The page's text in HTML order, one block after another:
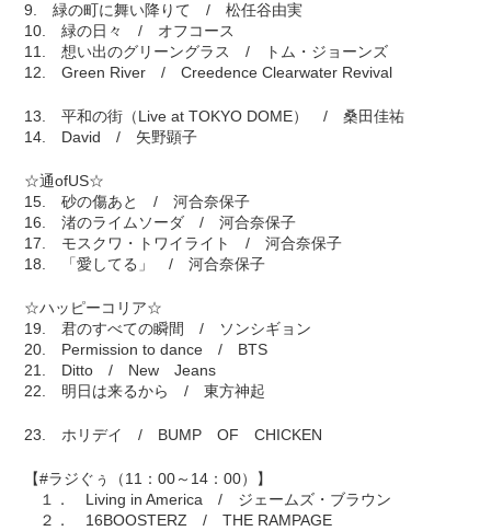
9. 緑の町に舞い降りて / 松任谷由実
10. 緑の日々 / オフコース
11. 想い出のグリーングラス / トム・ジョーンズ
12. Green River / Creedence Clearwater Revival
13. 平和の街（Live at TOKYO DOME） / 桑田佳祐
14. David / 矢野顕子
☆通ofUS☆
15. 砂の傷あと / 河合奈保子
16. 渚のライムソーダ / 河合奈保子
17. モスクワ・トワイライト / 河合奈保子
18. 「愛してる」 / 河合奈保子
☆ハッピーコリア☆
19. 君のすべての瞬間 / ソンシギョン
20. Permission to dance / BTS
21. Ditto / New Jeans
22. 明日は来るから / 東方神起
23. ホリデイ / BUMP OF CHICKEN
【#ラジぐぅ（11：00～14：00）】
１． Living in America / ジェームズ・ブラウン
２． 16BOOSTERZ / THE RAMPAGE